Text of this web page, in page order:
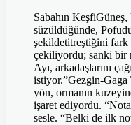
Sabahın KeşfiGüneş,
süzüldüğünde,
şekildetitreştiğini
çekiliyordu; sanki bir
Ayı, arkadaşlarını
istiyor.”Gezgin-Gaga
yön, ormanın
işaret ediyordu.
sesle. “Belki de ilk